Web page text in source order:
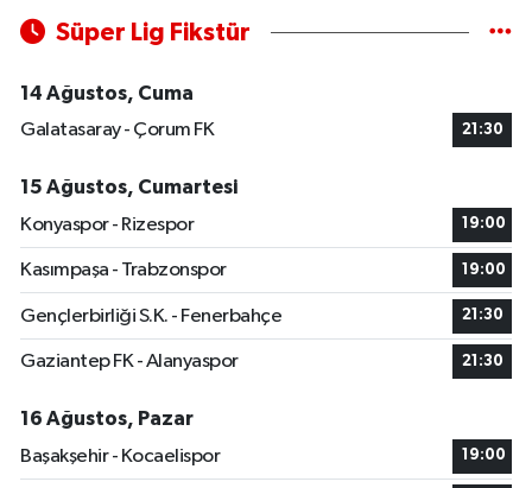
Süper Lig Fikstür
14 Ağustos, Cuma
Galatasaray - Çorum FK
21:30
15 Ağustos, Cumartesi
Konyaspor - Rizespor
19:00
Kasımpaşa - Trabzonspor 19:00
Gençlerbirliği S.K. - Fenerbahçe 21:30
Gaziantep FK - Alanyaspor 21:30
16 Ağustos, Pazar
Başakşehir - Kocaelispor
19:00